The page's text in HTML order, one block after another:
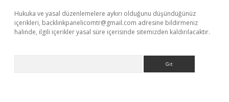
Hukuka ve yasal düzenlemelere aykırı olduğunu düşündüğünüz
içerikleri, backlinkpanelicomtr@gmail.com adresine bildirmeniz
halinde, ilgili içerikler yasal süre içerisinde sitemizden kaldırılacaktır.